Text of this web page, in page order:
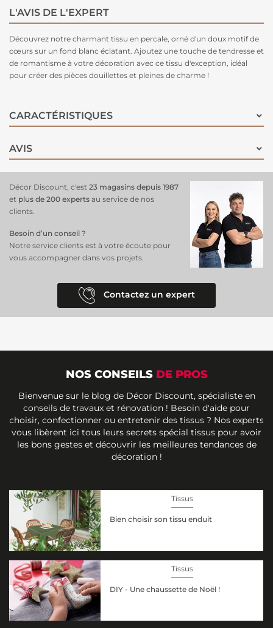
L'AVIS DE L'EXPERT
Découvrez notre charmant tissu en percale, orné d'un doux motif de
cœurs sur un fond blanc éclatant. Ajoutez une touche de tendresse et
de romantisme à votre décoration avec ce tissu d'exception, idéal
pour créer des pièces douillettes et pleines de charme !
CARACTÉRISTIQUES
AVIS
Décor Discount, c'est 23 magasins depuis 1987
et plus de 200 experts au service de nos
clients.
Besoin d’un conseil ?
Notre service clients est à votre écoute pour
vous accompagner dans vos projets.
Contactez un expert
NOS CONSEILS DE PROS
Bienvenue sur le blog de Décor Discount, spécialiste en
conseils de travaux et rénovation ! Besoin d'aide pour
choisir, confectionner ou entretenir des tissus ? Nos experts
vous libèrent ici tous leurs secrets spécial tissus pour avoir
les bons gestes et découvrir les meilleures tendances de
décoration !
Tissus
Bien choisir son tissu enduit
Tissus
DIY - Une chaussette de Noël !